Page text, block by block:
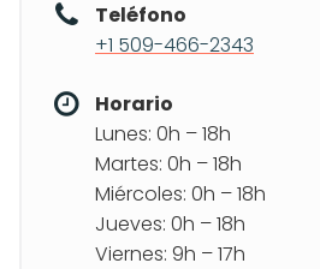
Teléfono
+1 509-466-2343
Horario
Lunes: 0h – 18h
Martes: 0h – 18h
Miércoles: 0h – 18h
Jueves: 0h – 18h
Viernes: 9h – 17h